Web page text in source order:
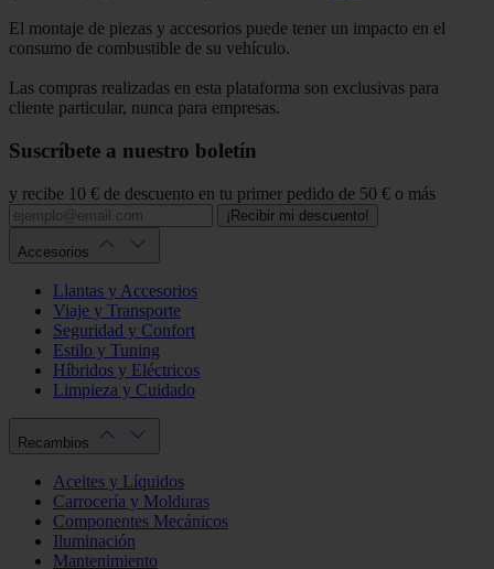
El montaje de piezas y accesorios puede tener un impacto en el
consumo de combustible de su vehículo.
Las compras realizadas en esta plataforma son exclusivas para
cliente particular, nunca para empresas.
Suscríbete a nuestro boletín
y recibe 10 € de descuento en tu primer pedido de 50 € o más
¡Recibir mi descuento!
Accesorios
Llantas y Accesorios
Viaje y Transporte
Seguridad y Confort
Estilo y Tuning
Híbridos y Eléctricos
Limpieza y Cuidado
Recambios
Aceites y Líquidos
Carrocería y Molduras
Componentes Mecánicos
Iluminación
Mantenimiento